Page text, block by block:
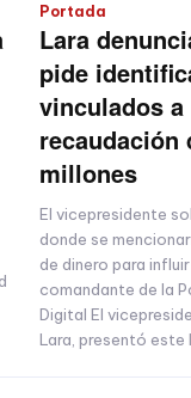
Portada
Lara
pide
vinculados
recaudación
millones
El vicepresidente
donde se
de dinero para
comandante de la
Digital El
Lara, presentó este